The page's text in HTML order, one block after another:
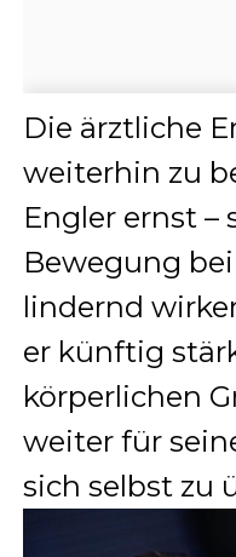
Die ärztliche
weiterhin zu
Engler ernst –
Bewegung
lindernd
er künftig
körperlichen
weiter für
sich selbst zu